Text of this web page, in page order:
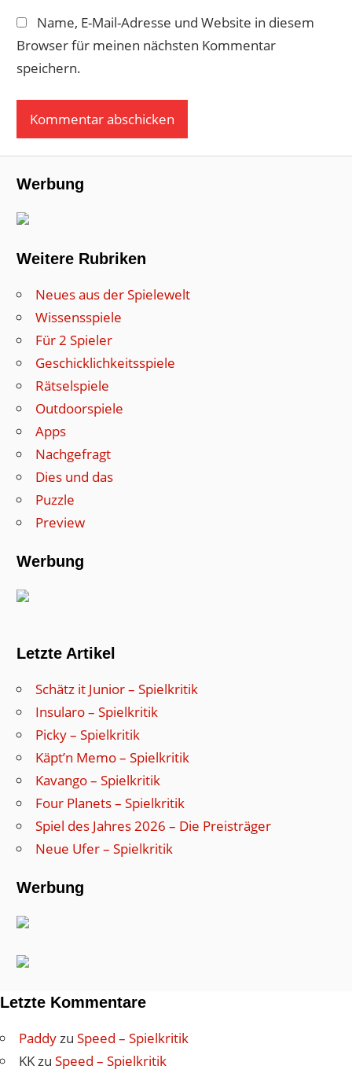
Name, E-Mail-Adresse und Website in diesem
Browser für meinen nächsten Kommentar
speichern.
Werbung
Weitere Rubriken
Neues aus der Spielewelt
Wissensspiele
Für 2 Spieler
Geschicklichkeitsspiele
Rätselspiele
Outdoorspiele
Apps
Nachgefragt
Dies und das
Puzzle
Preview
Werbung
Letzte Artikel
Schätz it Junior – Spielkritik
Insularo – Spielkritik
Picky – Spielkritik
Käpt’n Memo – Spielkritik
Kavango – Spielkritik
Four Planets – Spielkritik
Spiel des Jahres 2026 – Die Preisträger
Neue Ufer – Spielkritik
Werbung
Letzte Kommentare
Paddy zu Speed – Spielkritik
KK zu Speed – Spielkritik